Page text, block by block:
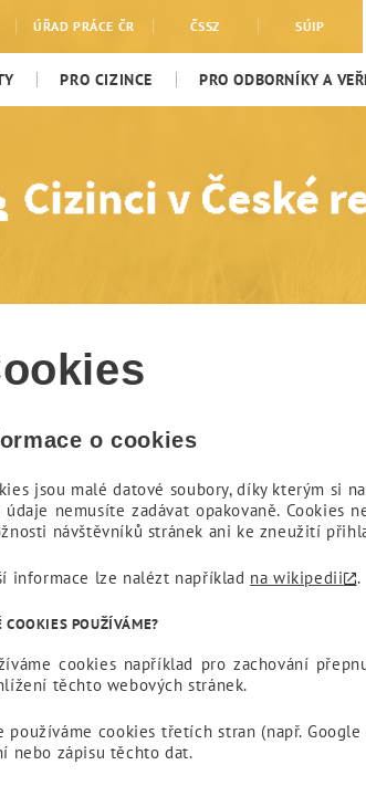
ÚŘAD PRÁCE ČR ČSSZ SÚIP
PRO CIZINCE PRO ODBORNÍKY A
o cookies
jsou malé datové soubory, díky kterým si
nemusíte zadávat opakovaně. Cookies
návštěvníků stránek ani ke zneužití
informace lze nalézt například na wikipedii .
COOKIES POUŽÍVÁME?
cookies například pro zachování
těchto webových stránek.
používáme cookies třetích stran (např.
nebo zápisu těchto dat.